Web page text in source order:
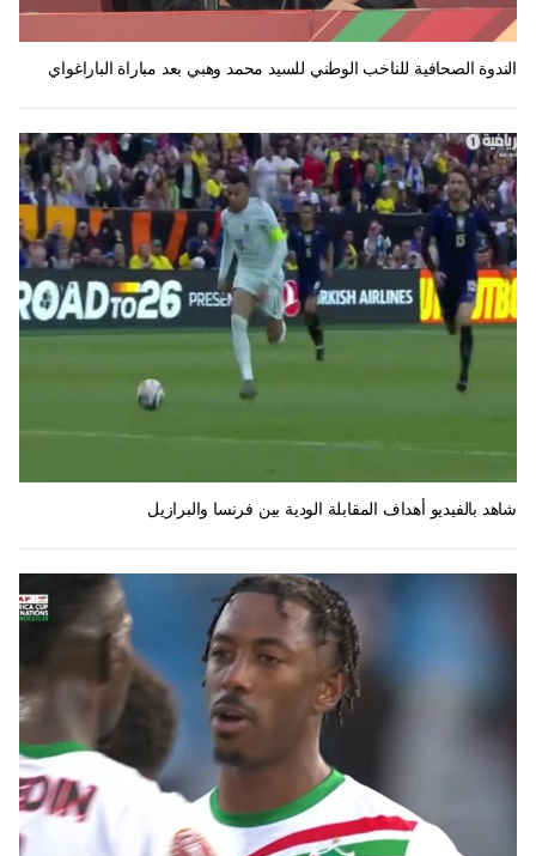
الندوة الصحافية للناخب الوطني للسيد محمد وهبي بعد مباراة الباراغواي
شاهد بالفيديو أهداف المقابلة الودية بين فرنسا والبرازيل